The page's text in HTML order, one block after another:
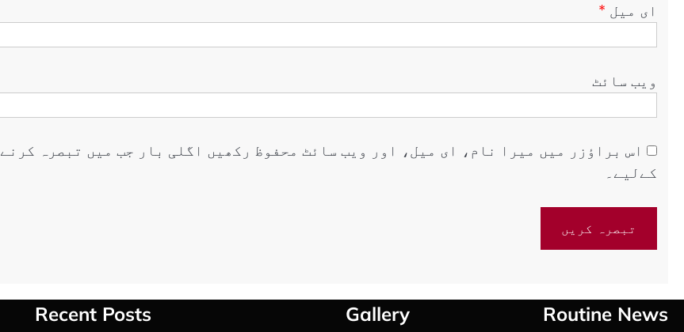
ای میل *
ویب‌ سائٹ
اس براؤزر میں میرا نام، ای میل، اور ویب سائٹ محفوظ رکھیں اگلی بار جب میں تبصرہ کرنے
کےلیے۔
Routine News
Gallery
Recent Posts